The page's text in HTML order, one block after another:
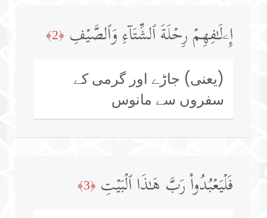
إِۦلَـٰفِهِمۡ رِحۡلَةَ ٱلشِّتَاۤءِ وَٱلصَّیۡفِ ﴿2﴾
(یعنی) جاڑے اور گرمی کے
سفروں سے مانوس
فَلۡیَعۡبُدُوا۟ رَبَّ هَـٰذَا ٱلۡبَیۡتِ ﴿3﴾